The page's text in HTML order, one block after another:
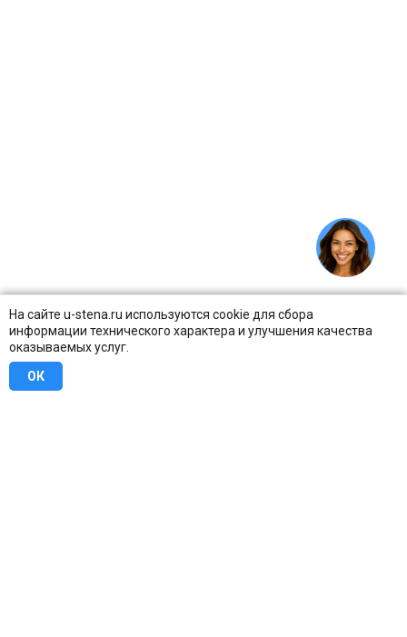
На сайте u-stena.ru используются cookie для сбора
информации технического характера и улучшения качества
оказываемых услуг.
ОК